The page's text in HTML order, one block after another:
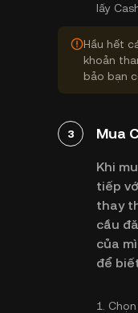
lấy
Hầu hết
khoản
bảo bạn
3 Mua
Khi
tiếp
thay
cầu
của
để
1. Chọn